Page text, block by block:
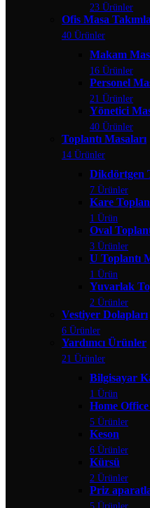
23 Ürünler
Ofis Masa
40 Ürünler
Makam
16 Ürünler
Personel
21 Ürünler
Yönetici
40 Ürünler
Toplantı Masaları
14 Ürünler
Dikdörtgen
7 Ürünler
Kare
1 Ürün
Oval
3 Ürünler
U Toplantı
1 Ürün
Yuvarlak
2 Ürünler
Vestiyer Dolapları
6 Ürünler
Yardımcı Ürünler
21 Ürünler
Bilgisayar
1 Ürün
Home Office
5 Ürünler
Keson
6 Ürünler
Kürsü
2 Ürünler
Priz